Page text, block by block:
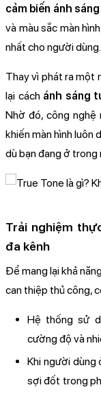
cảm biến ánh
và màu sắc màn
nhất cho người dùng.
Thay vì phát ra một
lại cách ánh sáng
Nhờ đó, công nghệ
khiến màn hình luôn
dù bạn đang ở trong
Trải nghiệm
đa kênh
Để mang lại khả
can thiệp thủ công,
Hệ thống sử
cường độ và
Khi người dùng
sợi đốt trong